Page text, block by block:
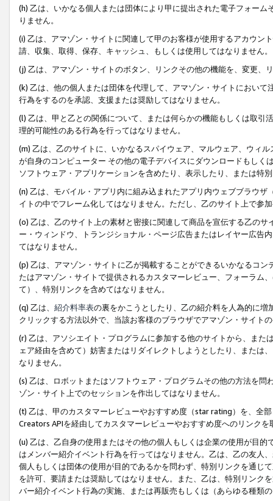
(h) 乙は、いかなる個人または団体により甲に提出された電子フォー
りません。
(i) 乙は、アマゾン・サイトに関連して甲のお客様が使用するアカウン
請、収集、取得、保存、キャッシュ、もしくは使用してはなりません。
(j) 乙は、アマゾン・サイトのボタン、リンクその他の機能を、変更、
(k) 乙は、他の個人または団体を代理して、アマゾン・サイトにおい
行為をするのを承認、支援または奨励してはなりません。
(l) 乙は、甲と乙との関係について、または何らかの機能もしくは取
理的可能性のある行為を行ってはなりません。
(m) 乙は、乙のサイトに、いかなるスパイウェア、マルウェア、ウィ
が自身のコンピューター その他の電子デバイスにダウンロードもし
ソフトウェア・アプリケーションを含めたり、表示したり、または特
(n) 乙は、モバイル・アプリ内に組み込まれたアプリ内ウェブブラウ
イトの中でフレーム化してはなりません。ただし、乙のサイト上で参
(o) 乙は、乙のサイト上の素材と密接に関連して商品を宣伝する乙の
ー・ウィンドウ、トランジショナル・ページ広告またはレイヤー広告
てはなりません。
(p) 乙は、アマゾン・サイトに乙が掲載することができるいかなるコ
たはアマゾン・サイトで提供されるカスタマーレビュー、フォーラム
て）、特別リンクを含めてはなりません。
(q) 乙は、 紹介料率表の裏をかこうとしたり、乙の紹介料を人為的に
クリックする方法以外で、当該お客様のブラウザでアマゾン・サイト
(r) 乙は、アソシエイト・プログラムに参加する他のサイトから、ま
ェア経由を含めて）妨害またはリダイレクトしようとしたり、または
なりません。
(s) 乙は、ロボットまたはソフトウェア・プログラムその他の方法を
ゾン・サイト上でのセッションを作出してはなりません。
(t) 乙は、甲のカスタマーレビューやおすすめ度（star rating）を、全
Creators APIを経由してカスタマーレビューやおすすめ度へのリンクを
(u) 乙は、乙自身の使用またはその他の個人もしくは企業の使用が目
はメンバー紹介イベント行為を行ってはなりません。乙は、乙の友人
個人もしくは団体の使用が目的であるかを問わず、特別リンクを通じ
を許可、要請または奨励してはなりません。また、乙は、特別リンク
バー紹介イベント行為の実施、または再販売もしくは（あらゆる種類